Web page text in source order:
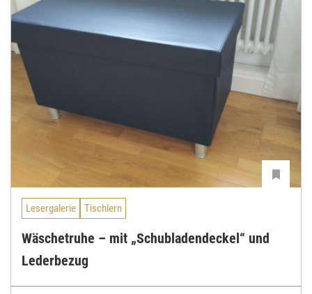
Lesergalerie Tischlern
Wäschetruhe – mit „Schubladendeckel“ und
Lederbezug